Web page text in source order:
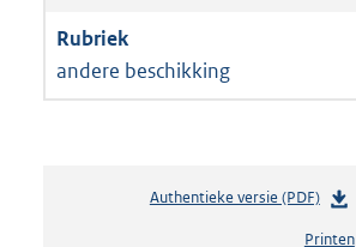
andere beschikking
Authentieke versie (PDF)b
Printen